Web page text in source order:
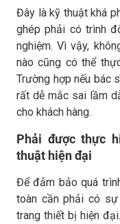
Đây là kỹ thuật khá
ghép phải có trình
nghiệm. Vì vậy,
nào cũng có thể
Trường hợp nếu bác
rất dễ mắc sai lầm
cho khách hàng.
Phải được thực
thuật hiện đại
Để đảm bảo quá
toàn cần phải có
trang thiết bị hiện